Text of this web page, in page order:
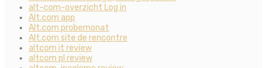
alt-com-overzicht Log in
Alt.com app
Alt.com probemonat
Alt.com site de rencontre
altcom it review
altcom pl review